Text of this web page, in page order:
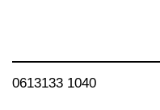
0613133 1040